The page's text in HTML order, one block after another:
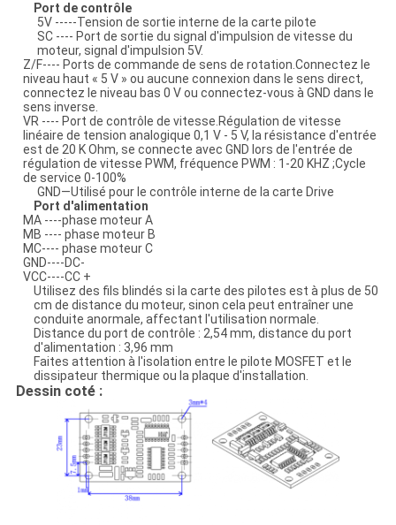
Port de contrôle
5V -----Tension de sortie interne de la carte pilote
SC ---- Port de sortie du signal d'impulsion de vitesse du
moteur, signal d'impulsion 5V.
Z/F---- Ports de commande de sens de rotation.Connectez le
niveau haut « 5 V » ou aucune connexion dans le sens direct,
connectez le niveau bas 0 V ou connectez-vous à GND dans le
sens inverse.
VR ---- Port de contrôle de vitesse.Régulation de vitesse
linéaire de tension analogique 0,1 V - 5 V, la résistance d'entrée
est de 20 K Ohm, se connecte avec GND lors de l'entrée de
régulation de vitesse PWM, fréquence PWM : 1-20 KHZ ;Cycle
de service 0-100%
GND—Utilisé pour le contrôle interne de la carte Drive
Port d'alimentation
MA ----phase moteur A
MB ---- phase moteur B
MC---- phase moteur C
GND----DC-
VCC----CC +
Utilisez des fils blindés si la carte des pilotes est à plus de 50
cm de distance du moteur, sinon cela peut entraîner une
conduite anormale, affectant l'utilisation normale.
Distance du port de contrôle : 2,54 mm, distance du port
d'alimentation : 3,96 mm
Faites attention à l'isolation entre le pilote MOSFET et le
dissipateur thermique ou la plaque d'installation.
Dessin coté :